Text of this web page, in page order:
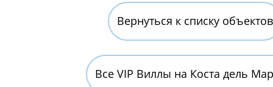
Вернуться к списку объектов
Все VIP Виллы на Коста дель